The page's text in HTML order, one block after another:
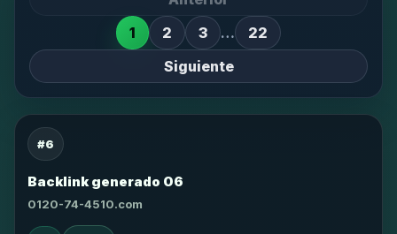
1
2 3 …
22
Siguiente
#6
Backlink generado 06
0120-74-4510.com